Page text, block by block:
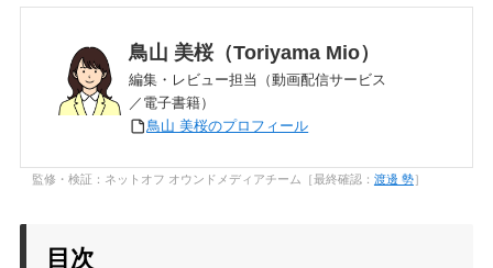
鳥山 美桜（Toriyama Mio）
編集・レビュー担当（動画配信サービス
／電子書籍）
鳥山 美桜のプロフィール
監修・検証：ネットオフ オウンドメディアチーム［最終確認： 渡邊 勢］
目次